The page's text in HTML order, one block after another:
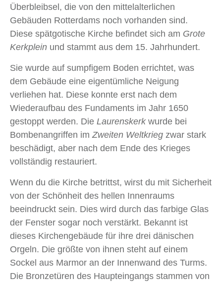
Überbleibsel, die von den mittelalterlichen
Gebäuden Rotterdams noch vorhanden sind.
Diese spätgotische Kirche befindet sich am Grote
Kerkplein und stammt aus dem 15. Jahrhundert.
Sie wurde auf sumpfigem Boden errichtet, was
dem Gebäude eine eigentümliche Neigung
verliehen hat. Diese konnte erst nach dem
Wiederaufbau des Fundaments im Jahr 1650
gestoppt werden. Die Laurenskerkwurde bei
Bombenangriffen imZweiten Weltkrieg zwar stark
beschädigt, aber nach dem Ende des Krieges
vollständig restauriert.
Wenn du die Kirche betrittst, wirst du mit Sicherheit
von der Schönheit des hellen Innenraums
beeindruckt sein. Dies wird durch das farbige Glas
der Fenster sogar noch verstärkt. Bekannt ist
dieses Kirchengebäude für ihre drei dänischen
Orgeln. Die größte von ihnen steht auf einem
Sockel aus Marmor an der Innenwand des Turms.
Die Bronzetüren des Haupteingangs stammen von